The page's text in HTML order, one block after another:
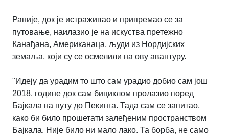
Раније, док је истраживао и припремао се за
путовање, наилазио је на искуства претежно
Канађана, Американаца, људи из Нордијских
земаља, који су се осмелили на ову авантуру.
"Идеју да урадим то што сам урадио добио сам још
2018. године док сам бициклом пролазио поред
Бајкала на путу до Пекинга. Тада сам се запитао,
како би било прошетати залеђеним пространством
Бајкала. Није било ни мало лако. Та борба, не само